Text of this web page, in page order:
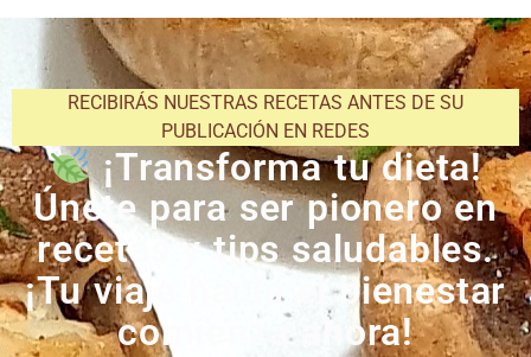
RECIBIRÁS NUESTRAS RECETAS ANTES DE SU
PUBLICACIÓN EN REDES
¡Transforma tu dieta!
Únete para ser pionero en
recetas y tips saludables.
¡Tu viaje hacia el bienestar
comienza ahora!